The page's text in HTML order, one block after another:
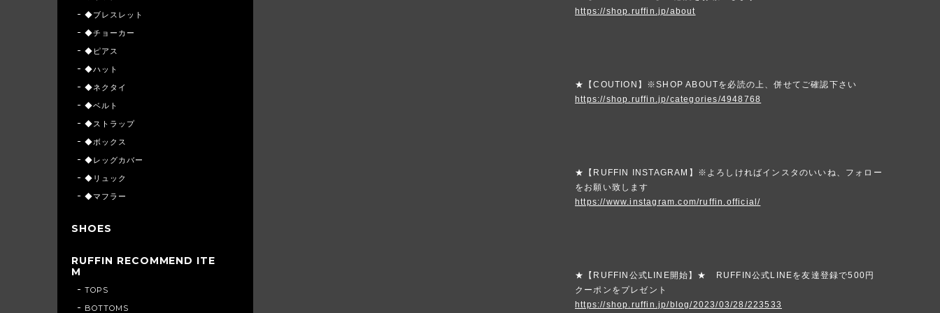
https://shop.ruffin.jp/about
★【COUTION】※SHOP ABOUTを必読の上、併せてご確認下さい
https://shop.ruffin.jp/categories/4948768
★【RUFFIN INSTAGRAM】※よろしければインスタのいいね、フォロー
をお願い致します
https://www.instagram.com/ruffin.official/
★【RUFFIN公式LINE開始】★ RUFFIN公式LINEを友達登録で500円
クーポンをプレゼント
https://shop.ruffin.jp/blog/2023/03/28/223533
◆ブレスレット
◆チョーカー
◆ピアス
◆ハット
◆ネクタイ
◆ベルト
◆ストラップ
◆ボックス
◆レッグカバー
◆リュック
◆マフラー
SHOES
RUFFIN RECOMMEND ITE
M
TOPS
BOTTOMS